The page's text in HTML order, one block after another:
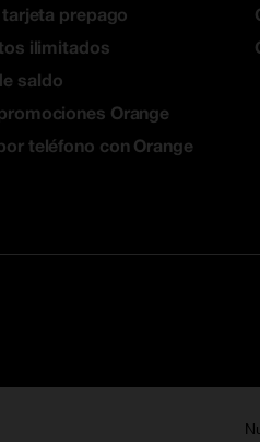
prepago
ilimitados
saldo
Orange
teléfono con Orange